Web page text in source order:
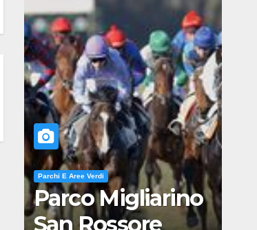
Parchi E Aree Verdi
Parco Migliarino
San Rossore